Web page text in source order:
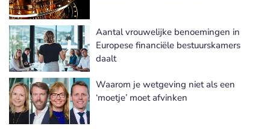
Aantal vrouwelijke benoemingen in
Europese financiële bestuurskamers
daalt
Waarom je wetgeving niet als een
‘moetje’ moet afvinken